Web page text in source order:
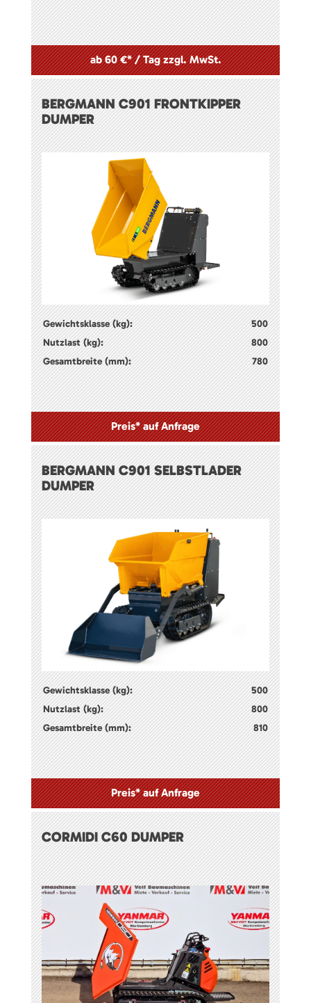
ab 60 €* / Tag zzgl. MwSt.
BERGMANN C901 FRONTKIPPER
DUMPER
Gewichtsklasse (kg):
500
Nutzlast (kg):
800
Gesamtbreite (mm):
780
Preis* auf Anfrage
BERGMANN C901 SELBSTLADER
DUMPER
Gewichtsklasse (kg):
500
Nutzlast (kg):
800
Gesamtbreite (mm):
810
Preis* auf Anfrage
CORMIDI C60 DUMPER